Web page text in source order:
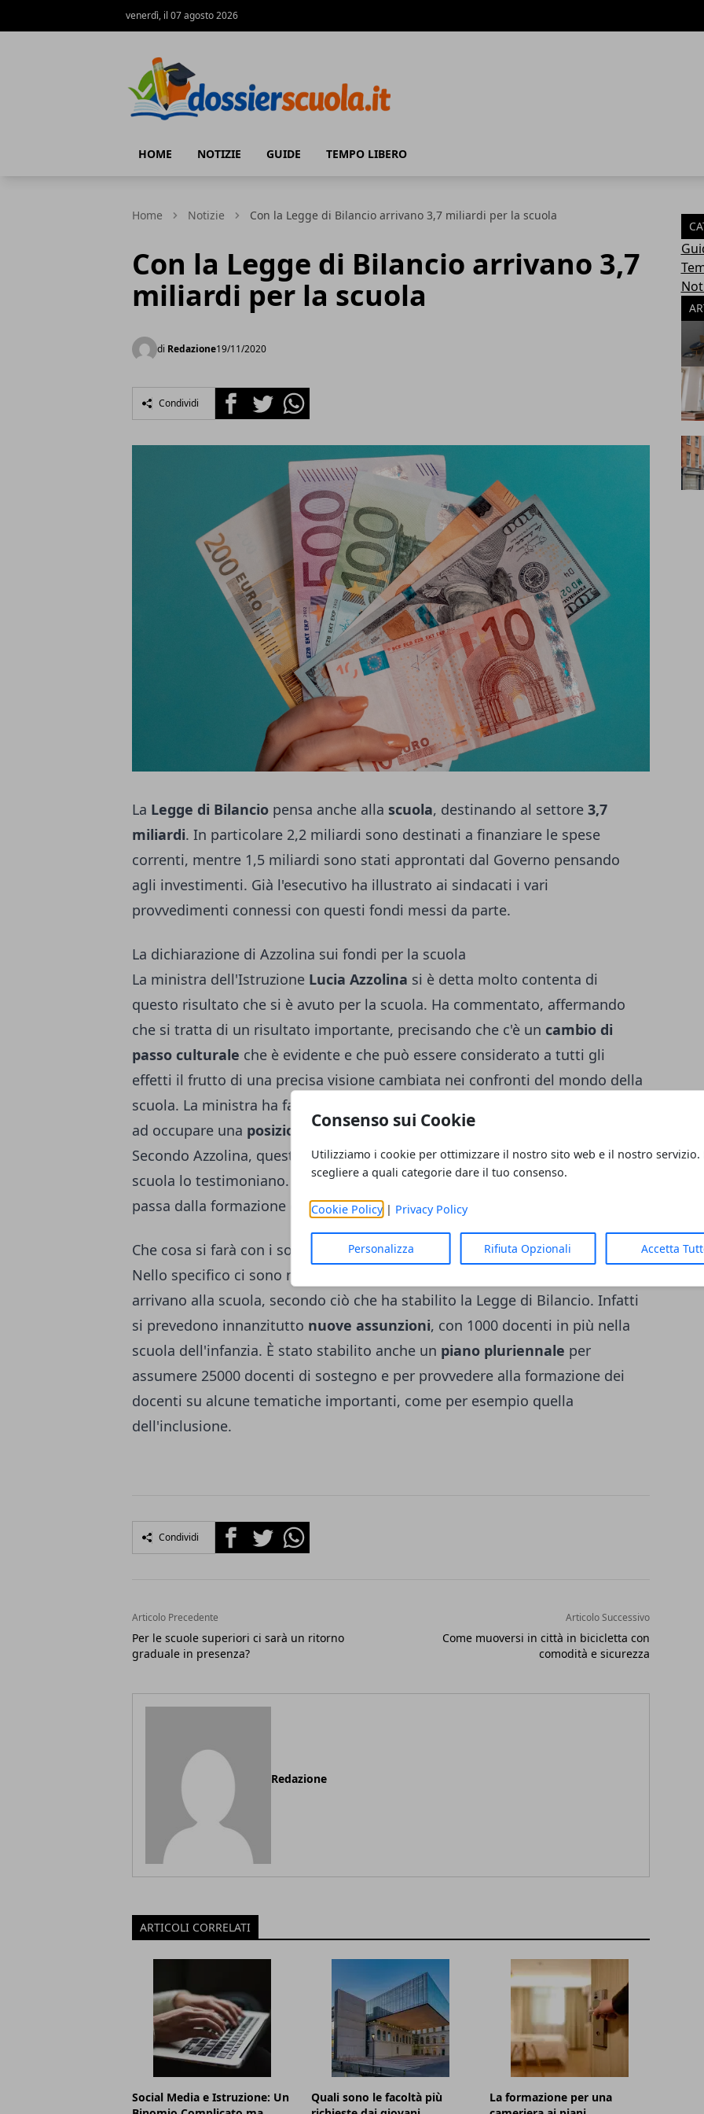
Consenso sui Cookie
Utilizziamo i cookie per ottimizzare il nostro sito web e il nostro servizio.
scegliere a quali categorie dare il tuo consenso.
Cookie Policy| Privacy Policy
Personalizza Rifiuta Opzionali Accetta
venerdì, il 07 agosto 2026
HOME NOTIZIE GUIDE TEMPO LIBERO
Home Notizie Con la Legge di Bilancio arrivano 3,7 miliardi per la scuola
Con la Legge di Bilancio arrivano 3,7
miliardi per la scuola
di Redazione19/11/2020
Condividi FacebookTwitterWhatsapp
La Legge di Bilancio pensa anche alla scuola, destinando al settore 3,7
miliardi. In particolare 2,2 miliardi sono destinati a finanziare le spese
correnti, mentre 1,5 miliardi sono stati approntati dal Governo pensando
agli investimenti. Già l'esecutivo ha illustrato ai sindacati i vari
provvedimenti connessi con questi fondi messi da parte.
La dichiarazione di Azzolina sui fondi per la scuola
La ministra dell'Istruzione Lucia Azzolina si è detta molto contenta di
questo risultato che si è avuto per la scuola. Ha commentato, affermando
che si tratta di un risultato importante, precisando che c'è un cambio di
passo culturale che è evidente e che può essere considerato a tutti gli
effetti il frutto di una precisa visione cambiata nei confronti del mondo della
scuola. La ministra ha fatto sapere che il mondo dell'istruzione è ritornato
ad occupare una posizione centralenell'ambito degli investimenti.
Secondo Azzolina, questi ulteriori fondi messi da parte per il mondo della
scuola lo testimoniano. Azzolina ha poi specificato che lo sviluppo del Paese
passa dalla formazione dei giovani, che deve essere di qualità.
Che cosa si farà con i soldi per la scuola stanziati dalla Legge di Bilancio
Nello specifico ci sono molti progetti da mettere a punto con i fondi che
arrivano alla scuola, secondo ciò che ha stabilito la Legge di Bilancio. Infatti
si prevedono innanzitutto nuove assunzioni, con 1000 docenti in più nella
scuola dell'infanzia. È stato stabilito anche un piano pluriennale per
assumere 25000 docenti di sostegno e per provvedere alla formazione dei
docenti su alcune tematiche importanti, come per esempio quella
dell'inclusione.
Condividi FacebookTwitterWhatsapp
Articolo Precedente
Per le scuole superiori ci sarà un ritorno
graduale in presenza?
Articolo Successivo
Come muoversi in città in bicicletta con
comodità e sicurezza
Redazione
ARTICOLI CORRELATI
Social Media e Istruzione: Un
Quali sono le facoltà più
La formazione per una